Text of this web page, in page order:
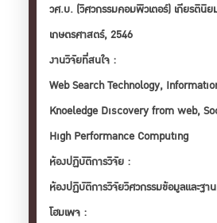
วศ.บ. (วิศวกรรมคอมพิวเตอร์) เกียรตินิ
เกษตรศาสตร์, 2546
งานวิจัยที่สนใจ :
Web Search Technology,
Knoeledge Discovery from web,
High Performance Computing
ห้องปฏิบัติการวิจัย :
ห้องปฏิบัติการวิจัยวิศวกรรมข้อมูลและฐา
โฮมเพจ :